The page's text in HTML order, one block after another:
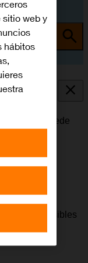
puede
serie de posibles
sitio web y
hábitos